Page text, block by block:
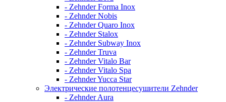
- Zehnder Forma Inox
- Zehnder Nobis
- Zehnder Quaro Inox
- Zehnder Stalox
- Zehnder Subway Inox
- Zehnder Truva
- Zehnder Vitalo Bar
- Zehnder Vitalo Spa
- Zehnder Yucca Star
Электрические полотенцесушители Zehnder
- Zehnder Aura